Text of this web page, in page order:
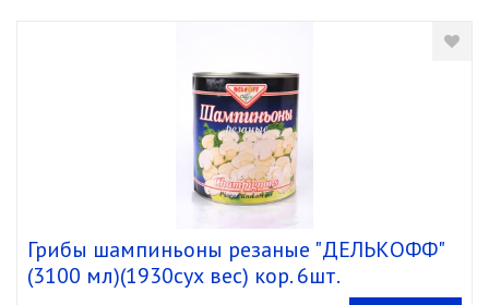
Грибы шампиньоны резаные "ДЕЛЬКОФФ"
(3100 мл)(1930сух вес) кор. 6шт.